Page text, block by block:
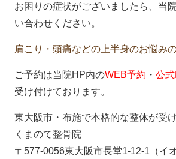
お困りの症状がございましたら、当
い合わせください。
肩こり・頭痛などの上半身のお悩み
ご予約は当院HP内のWEB予約 ・ 公
受け付けております。
東大阪市・布施で本格的な整体が受
くまのて整骨院
〒577-0056東大阪市長堂1-12-1（イ